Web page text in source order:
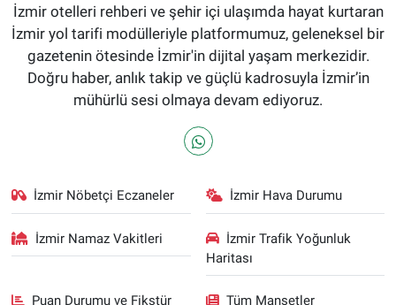
İzmir otelleri rehberi ve şehir içi ulaşımda hayat kurtaran
İzmir yol tarifi modülleriyle platformumuz, geleneksel bir
gazetenin ötesinde İzmir'in dijital yaşam merkezidir.
Doğru haber, anlık takip ve güçlü kadrosuyla İzmir’in
mühürlü sesi olmaya devam ediyoruz.
İzmir Nöbetçi Eczaneler İzmir Hava Durumu
İzmir Namaz Vakitleri
İzmir Trafik Yoğunluk
Haritası
Puan Durumu ve Fikstür Tüm Manşetler